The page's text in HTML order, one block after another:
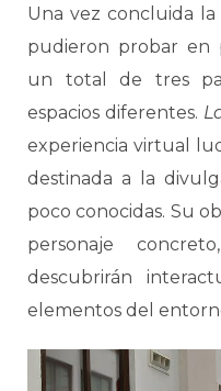
Una vez concluida la
pudieron probar en
un total de tres
espacios diferentes.
experiencia virtual
destinada a la
poco conocidas. Su
personaje
descubrirán
elementos del